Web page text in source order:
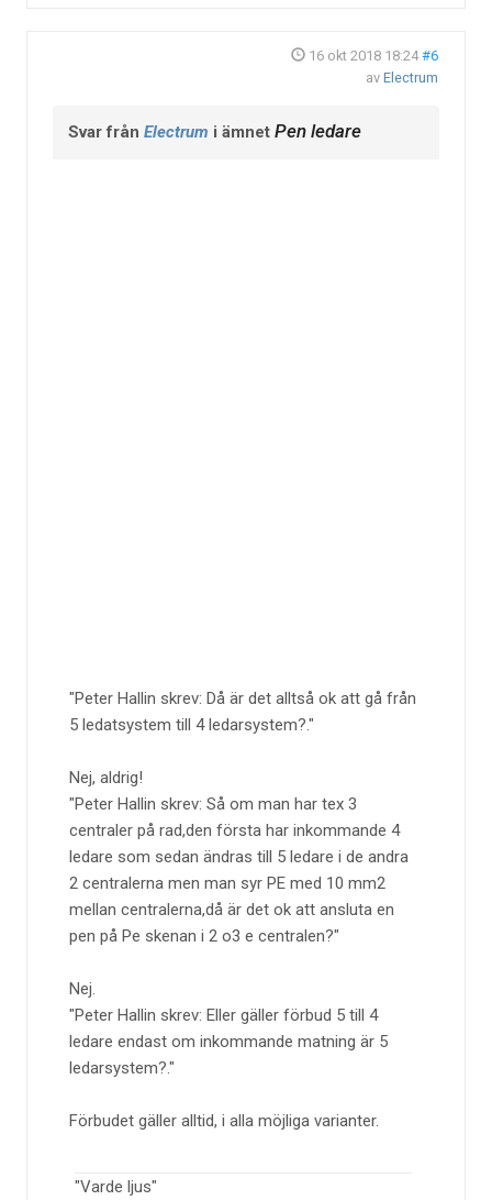
16 okt 2018 18:24 #6
av Electrum
Svar från Electrum i ämnet Pen ledare
Peter Hallin skrev: Då är det alltså ok att gå från
5 ledatsystem till 4 ledarsystem?.
Nej, aldrig!
Peter Hallin skrev: Så om man har tex 3
centraler på rad,den första har inkommande 4
ledare som sedan ändras till 5 ledare i de andra
2 centralerna men man syr PE med 10 mm2
mellan centralerna,då är det ok att ansluta en
pen på Pe skenan i 2 o3 e centralen?
Nej.
Peter Hallin skrev: Eller gäller förbud 5 till 4
ledare endast om inkommande matning är 5
ledarsystem?.
Förbudet gäller alltid, i alla möjliga varianter.
"Varde ljus"